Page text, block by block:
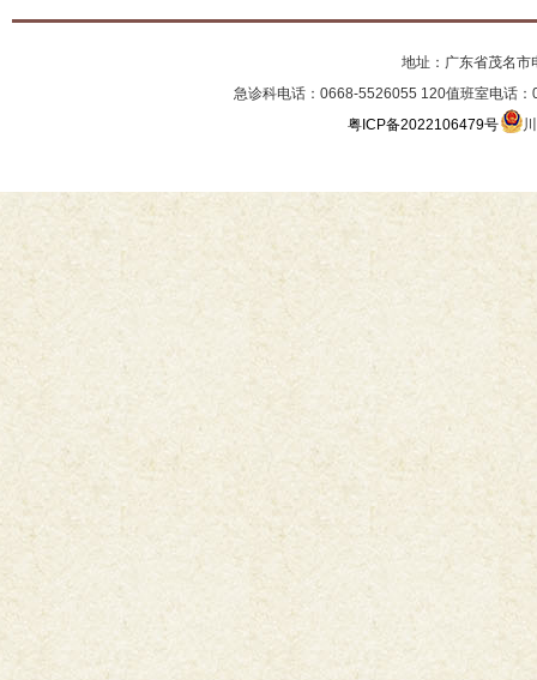
地址：广东省茂名市
急诊科电话：0668-5526055 120值班室电话
粤ICP备2022106479号